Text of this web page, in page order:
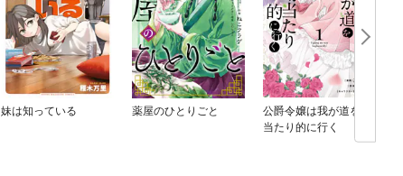
妹は知っている 薬屋のひとりごと
公爵令嬢は我が道を場
当たり的に行く